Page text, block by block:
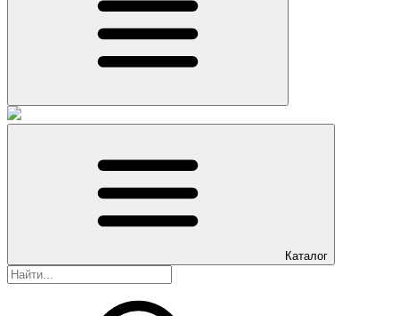
Каталог